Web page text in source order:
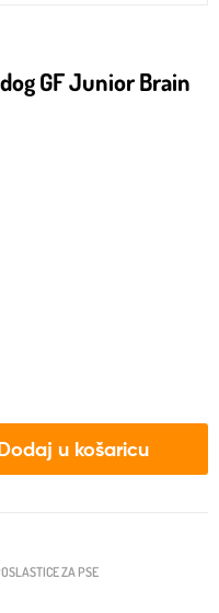
GF Junior Brain
u košaricu
ZA PSE